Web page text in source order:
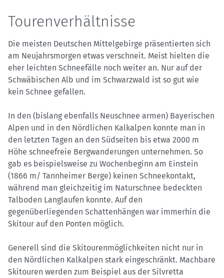
Tourenverhältnisse
Die meisten Deutschen Mittelgebirge präsentierten sich
am Neujahrsmorgen etwas verschneit. Meist hielten die
eher leichten Schneefälle noch weiter an. Nur auf der
Schwäbischen Alb und im Schwarzwald ist so gut wie
kein Schnee gefallen.
In den (bislang ebenfalls Neuschnee armen) Bayerischen
Alpen und in den Nördlichen Kalkalpen konnte man in
den letzten Tagen an den Südseiten bis etwa 2000 m
Höhe schneefreie Bergwanderungen unternehmen. So
gab es beispielsweise zu Wochenbeginn am Einstein
(1866 m/ Tannheimer Berge) keinen Schneekontakt,
während man gleichzeitig im Naturschnee bedeckten
Talboden Langlaufen konnte. Auf den
gegenüberliegenden Schattenhängen war immerhin die
Skitour auf den Ponten möglich.
Generell sind die Skitourenmöglichkeiten nicht nur in
den Nördlichen Kalkalpen stark eingeschränkt. Machbare
Skitouren werden zum Beispiel aus der Silvretta